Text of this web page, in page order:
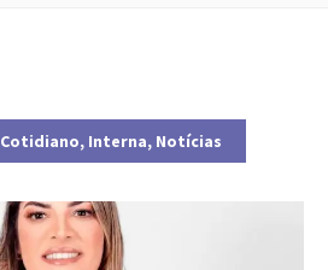
Cotidiano, Interna, Notícias